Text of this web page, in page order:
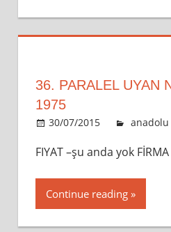
36. PARALEL UYAN
1975
30/07/2015 admin
anadolu
FIYAT –şu anda yok
Continue reading